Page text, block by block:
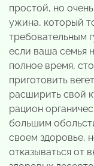
простой, но
ужина, который
требовательным
если ваша семья
полное время,
приготовить
расширить свой
рацион
большим
своем здоровье,
отказываться от